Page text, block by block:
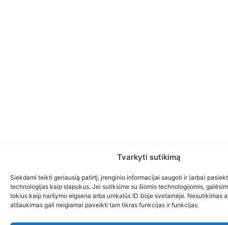
Tvarkyti sutikimą
Siekdami teikti geriausią patirtį, įrenginio informacijai saugoti ir (arba)
technologijas kaip slapukus. Jei sutiksime su šiomis technologijomis,
tokius kaip naršymo elgsena arba unikalūs ID šioje svetainėje. Nesutikimas
atšaukimas gali neigiamai paveikti tam tikras funkcijas ir funkcijas.